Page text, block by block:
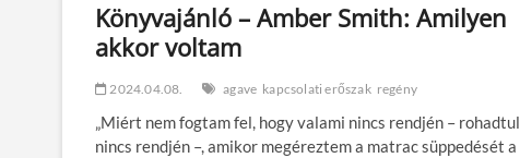
Könyvajánló – Amber Smith: Amilyen
akkor voltam
2024.04.08. agave kapcsolati erőszak regény
„Miért nem fogtam fel, hogy valami nincs rendjén – rohadtul
nincs rendjén –, amikor megéreztem a matrac süppedését a